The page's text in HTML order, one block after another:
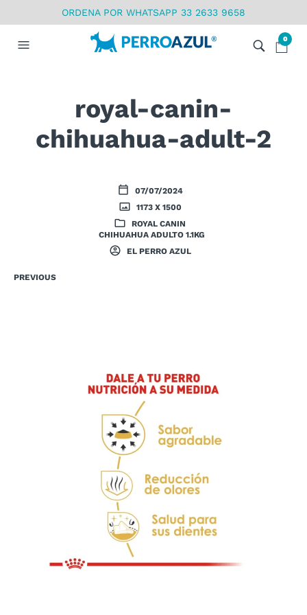
ORDENA POR WHATSAPP 33 2633 9658
0
royal-canin-
chihuahua-adult-2
07/07/2024
1173 X 1500
ROYAL CANIN
CHIHUAHUA ADULTO 1.1KG
EL PERRO AZUL
PREVIOUS